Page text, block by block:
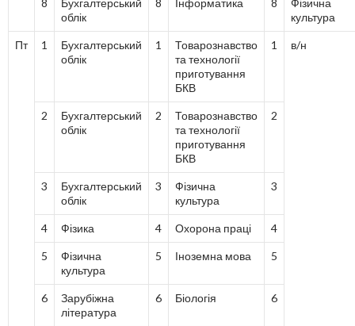
8
Бухгалтерський
облік
8 Інформатика 8
Фізична
культура
Пт 1
Бухгалтерський
облік
1
Товарознавство
та технології
приготування
БКВ
1 в/н
2
Бухгалтерський
облік
2
Товарознавство
та технології
приготування
БКВ
2
3
Бухгалтерський
облік
3
Фізична
культура
3
4 Фізика 4 Охорона праці 4
5
Фізична
культура
5 Іноземна мова 5
6
Зарубіжна
література
6 Біологія 6